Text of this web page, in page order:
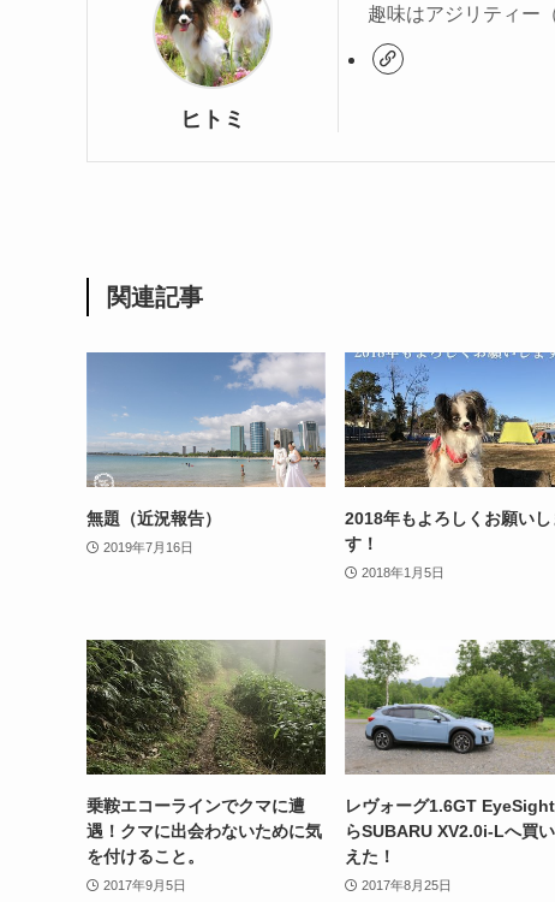
ヒトミ
趣味はアジリティー
関連記事
無題（近況報告）
2019年7月16日
2018年もよろしくお願いし
す！
2018年1月5日
乗鞍エコーラインでクマに遭
遇！クマに出会わないために気
を付けること。
2017年9月5日
レヴォーグ1.6GT
らSUBARU XV2.0i-Lへ買
えた！
2017年8月25日